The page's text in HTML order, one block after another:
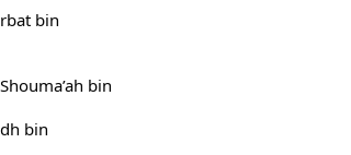
bin
bin
bin